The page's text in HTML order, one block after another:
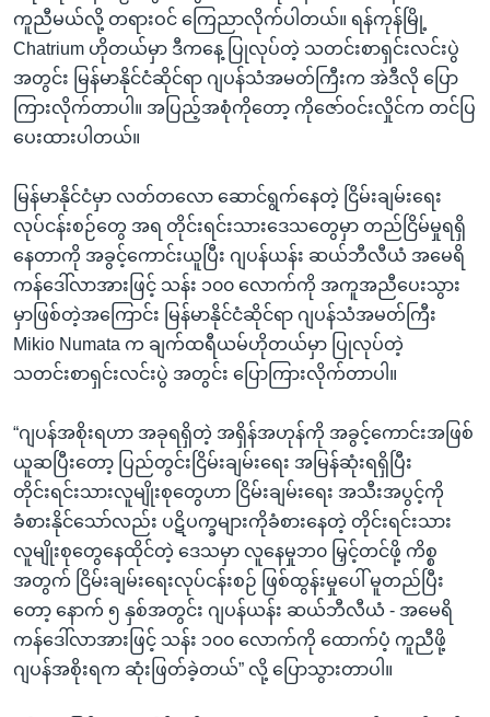
ကူညီမယ်လို့ တရားဝင် ကြေညာလိုက်ပါတယ်။ ရန်ကုန်မြို့
Chatrium ဟိုတယ်မှာ ဒီကနေ့ ပြုလုပ်တဲ့ သတင်းစာရှင်းလင်းပွဲ
အတွင်း မြန်မာနိုင်ငံဆိုင်ရာ ဂျပန်သံအမတ်ကြီးက အဲဒီလို ပြော
ကြားလိုက်တာပါ။ အပြည့်အစုံကိုတော့ ကိုဇော်ဝင်းလှိုင်က တင်ပြ
ပေးထားပါတယ်။
မြန်မာနိုင်ငံမှာ လတ်တလော ဆောင်ရွက်နေတဲ့ ငြိမ်းချမ်းရေး
လုပ်ငန်းစဉ်တွေ အရ တိုင်းရင်းသားဒေသတွေမှာ တည်ငြိမ်မှုရရှိ
နေတာကို အခွင့်ကောင်းယူပြီး ဂျပန်ယန်း ဆယ်ဘီလီယံ အမေရိ
ကန်ဒေါ်လာအားဖြင့် သန်း ၁၀၀ လောက်ကို အကူအညီပေးသွား
မှာဖြစ်တဲ့အကြောင်း မြန်မာနိုင်ငံဆိုင်ရာ ဂျပန်သံအမတ်ကြီး
Mikio Numata က ချက်ထရီယမ်ဟိုတယ်မှာ ပြုလုပ်တဲ့
သတင်းစာရှင်းလင်းပွဲ အတွင်း ပြောကြားလိုက်တာပါ။
“ဂျပန်အစိုးရဟာ အခုရရှိတဲ့ အရှိန်အဟုန်ကို အခွင့်ကောင်းအဖြစ်
ယူဆပြီးတော့ ပြည်တွင်းငြိမ်းချမ်းရေး အမြန်ဆုံးရရှိပြီး
တိုင်းရင်းသားလူမျိုးစုတွေဟာ ငြိမ်းချမ်းရေး အသီးအပွင့်ကို
ခံစားနိုင်သော်လည်း ပဋိပက္ခများကိုခံစားနေတဲ့ တိုင်းရင်းသား
လူမျိုးစုတွေနေထိုင်တဲ့ ဒေသမှာ လူနေမှုဘ၀ မြှင့်တင်ဖို့ ကိစ္စ
အတွက် ငြိမ်းချမ်းရေးလုပ်ငန်းစဉ် ဖြစ်ထွန်းမှုပေါ် မူတည်ပြီး
တော့ နောက် ၅ နှစ်အတွင်း ဂျပန်ယန်း ဆယ်ဘီလီယံ - အမေရိ
ကန်ဒေါ်လာအားဖြင့် သန်း ၁၀၀ လောက်ကို ထောက်ပံ့ ကူညီဖို့
ဂျပန်အစိုးရက ဆုံးဖြတ်ခဲ့တယ်” လို့ ပြောသွားတာပါ။